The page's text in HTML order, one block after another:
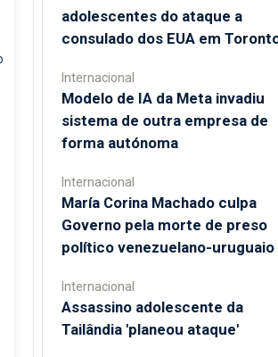
adolescentes do ataque a
consulado dos EUA em
Internacional
Modelo de IA da Meta invadiu
sistema de outra empresa de
forma autónoma
Internacional
María Corina Machado culpa
Governo pela morte de preso
político venezuelano-uruguaio
Internacional
Assassino adolescente da
Tailândia 'planeou ataque'